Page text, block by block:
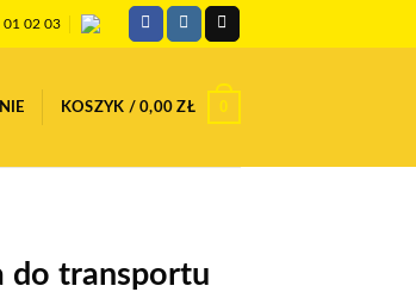
01 02 03
KOSZYK /0,00ZŁ 0
do transportu